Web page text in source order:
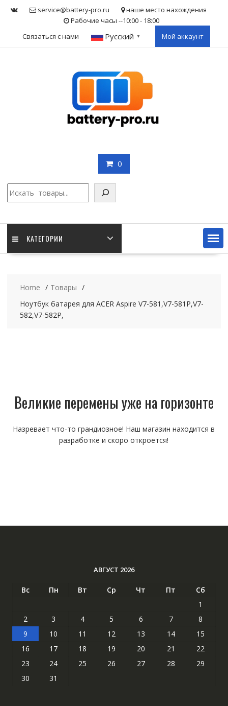
service@battery-pro.ru
наше место нахождения
Рабочие часы --10:00 - 18:00
Связаться с нами
Русский ▼ Мой аккаунт
0
КАТЕГОРИИ
Home
Товары
Ноутбук батарея для ACER Aspire V7-581,V7-581P,V7-
582,V7-582P,
Великие перемены уже на горизонте
Назревает что-то грандиозное! Наш магазин находится в
разработке и скоро откроется!
АВГУСТ 2026
Вс Пн Вт Ср Чт Пт
Сб
1
2
3 4 5 6 7
8
9
10 11 12 13 14
15
16
17 18 19 20 21
22
23
24 25 26 27 28
29
30
31